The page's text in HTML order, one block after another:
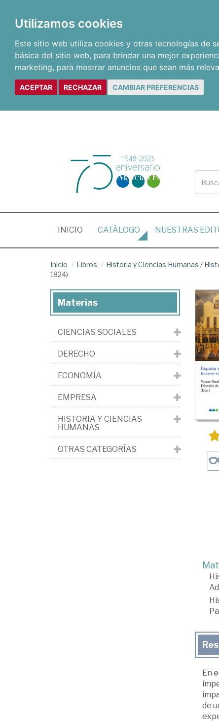
Utilizamos cookies
Este sitio web utiliza cookies y otras tecnologías de
básica del sitio web, para brindar una mejor
marketing, para mostrar anuncios que sean más
ACEPTAR RECHAZAR CAMBIAR PREFERENCIAS
INICIO (CURRENT)
CATÁLOGO NUESTRAS
Inicio Libros Historia y Ciencias Humanas /
1824)
En
de
Materias
CIENCIAS SOCIALES
DERECHO
ECONOMÍA
EMPRESA
HISTORIA Y CIENCIAS
HUMANAS
OTRAS CATEGORÍAS